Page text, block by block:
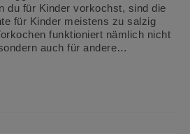
du für Kinder vorkochst, sind die
für Kinder meistens zu salzig
funktioniert nämlich nicht
auch für andere…